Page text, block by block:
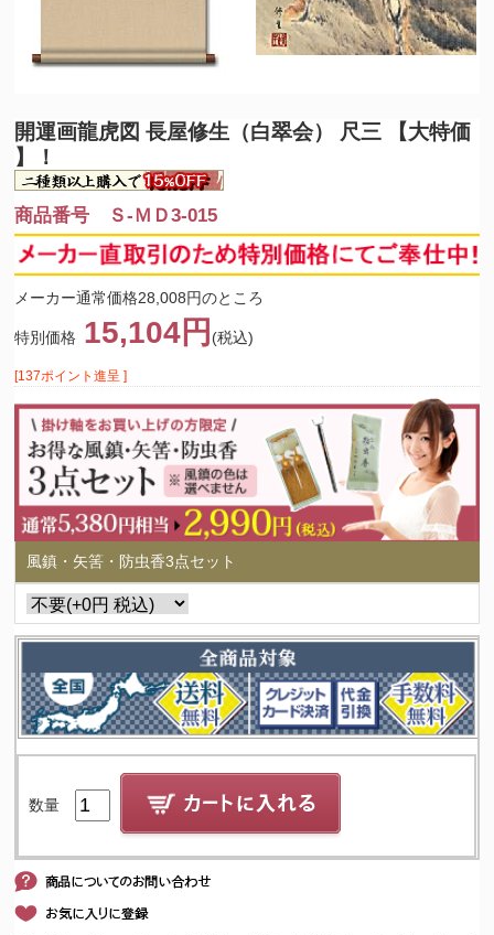
開運画龍虎図 長屋修生（白翠会） 尺三 【大特価
】！
商品番号 Ｓ-ＭＤ3-015
メーカー通常価格28,008円のところ
特別価格 15,104円 (税込)
[137ポイント進呈 ]
風鎮・矢筈・防虫香3点セット
数量